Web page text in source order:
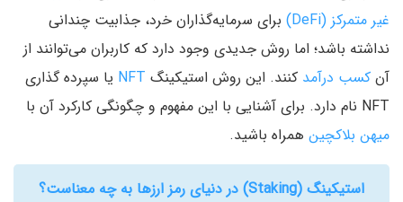
غیر متمرکز (DeFi)
برای سرمایه‌گذاران خرد، جذابیت چندانی
نداشته باشد؛ اما روش جدیدی وجود دارد که کاربران می‌توانند از
آن کسب درآمد کنند. این روش استیکینگ NFT یا سپرده گذاری
NFT نام دارد. برای آشنایی با این مفهوم و چگونگی کارکرد آن با
میهن بلاکچین همراه باشید.
استیکینگ (Staking) در دنیای رمز ارزها به چه معناست؟